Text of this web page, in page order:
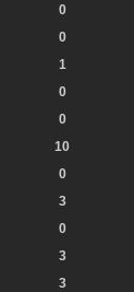
0
0
1
0
0
10
0
3
0
3
3